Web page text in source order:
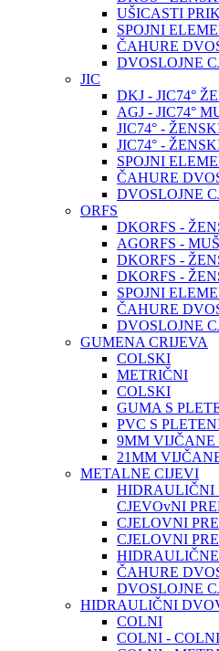
UŠICASTI
SPOJNI
ČAHURE
DVOSLOJNE
JIC
DKJ - JIC74°
AGJ - JIC74°
JIC74° -
JIC74° -
SPOJNI
ČAHURE
DVOSLOJNE
ORFS
DKORFS -
AGORFS -
DKORFS -
DKORFS -
SPOJNI
ČAHURE
DVOSLOJNE
GUMENA CRIJEVA
COLSKI
METRIČNI
COLSKI
GUMA S
PVC S
9MM VIJČANE
21MM
METALNE CIJEVI
HIDRAULIČNI
CJEVOvNI
CJELOVNI
CJELOVNI
ČAHURE
DVOSLOJNE
HIDRAULIČNI
COLNI
COLNI - COLNI